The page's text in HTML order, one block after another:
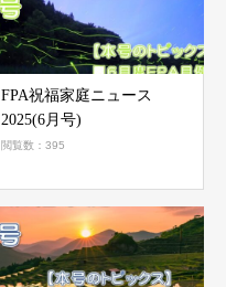
FPA祝福家庭ニュース
2025(6月号)
閲覧数：395